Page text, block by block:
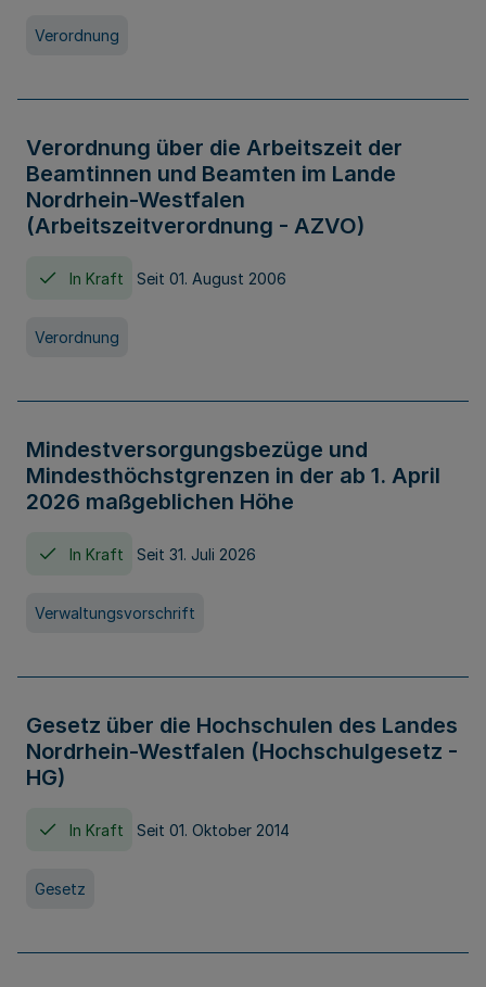
Verordnung
Verordnung über die Arbeitszeit der
Beamtinnen und Beamten im Lande
Nordrhein-Westfalen
(Arbeitszeitverordnung - AZVO)
In Kraft Seit 01. August 2006
Verordnung
Mindestversorgungsbezüge und
Mindesthöchstgrenzen in der ab 1. April
2026 maßgeblichen Höhe
In Kraft Seit 31. Juli 2026
Verwaltungsvorschrift
Gesetz über die Hochschulen des Landes
Nordrhein-Westfalen (Hochschulgesetz -
HG)
In Kraft Seit 01. Oktober 2014
Gesetz